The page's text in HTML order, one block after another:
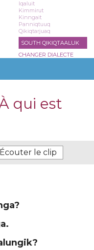
Iqaluit
Kimmirut
Kinngait
Panniqtuuq
Qikiqtarjuaq
SOUTH QIKIQTAALUK
CHANGER DIALECTE
qui est